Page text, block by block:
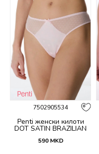
7502905534
Penti женски килоти
DOT SATIN BRAZILIAN
590 MKD